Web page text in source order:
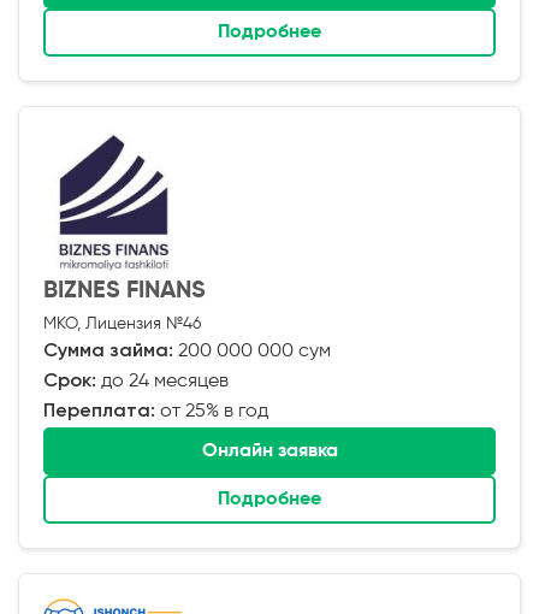
Подробнее
BIZNES FINANS
МКО, Лицензия №46
Сумма займа: 200 000 000 сум
Срок: до 24 месяцев
Переплата: от 25% в год
Онлайн заявка
Подробнее